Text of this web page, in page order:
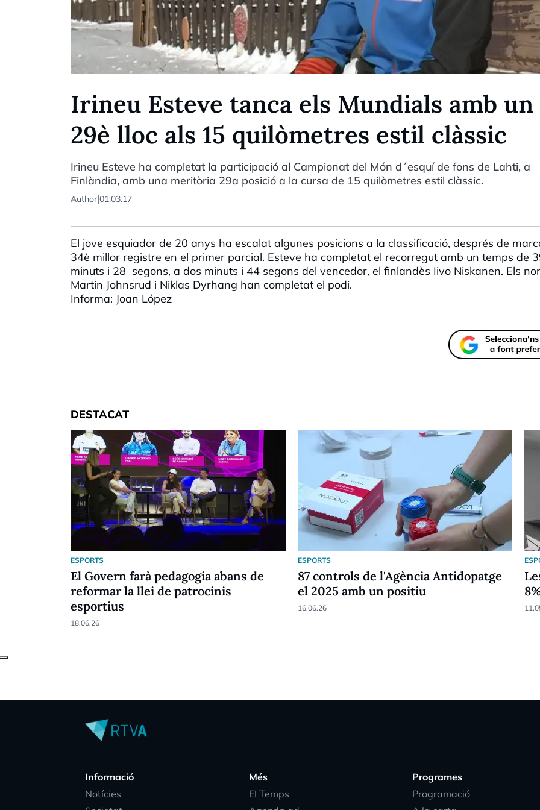
Irineu Esteve tanca els Mundials amb un
29è lloc als 15 quilòmetres estil clàssic
Irineu Esteve ha completat la participació al Campionat del Món d´esquí de fons de Lahti, a
Finlàndia, amb una meritòria 29a posició a la cursa de 15 quilòmetres estil clàssic.
Author|01.03.17
El jove esquiador de 20 anys ha escalat algunes posicions a la classificació, després de
34è millor registre en el primer parcial. Esteve ha completat el recorregut amb un temps de
minuts i 28 segons, a dos minuts i 44 segons del vencedor, el finlandès Iivo Niskanen. Els
Martin Johnsrud i Niklas Dyrhang han completat el podi.
Informa: Joan López
DESTACAT
ESPORTS
El Govern farà pedagogia abans de
reformar la llei de patrocinis
esportius
18.06.26
ESPORTS
87 controls de l'Agència Antidopatge
el 2025 amb un positiu
16.06.26
Informació
Notícies
Més
EI Temps
Programes
Programació